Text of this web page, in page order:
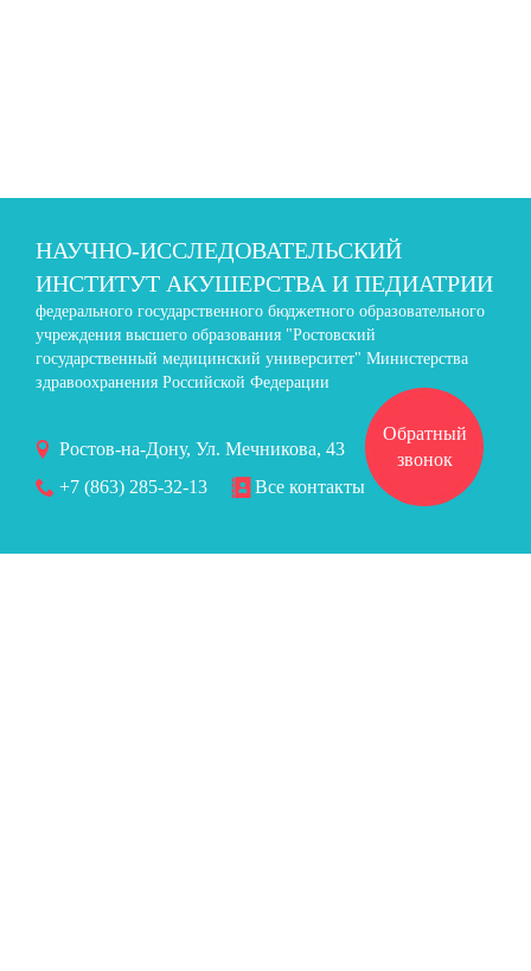
НАУЧНО-ИССЛЕДОВАТЕЛЬСКИЙ
ИНСТИТУТ АКУШЕРСТВА И ПЕДИАТРИИ
федерального государственного бюджетного образовательного
учреждения высшего образования "Ростовский
государственный медицинский университет" Министерства
здравоохранения Российской Федерации
Ростов-на-Дону, Ул. Мечникова, 43
+7 (863) 285-32-13
Все контакты
Обратный
звонок